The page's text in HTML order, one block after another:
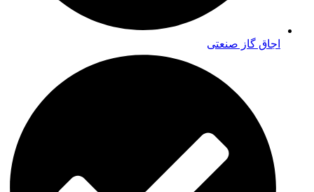
اجاق گاز صنعتی